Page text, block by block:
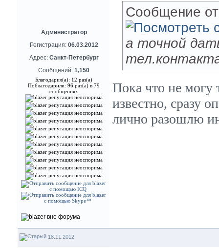
Администратор
Регистрация: 06.03.2012
Адрес: Санкт-Петербург
Сообщений: 1,150
Благодарил(а): 12 раз(а)
Поблагодарили: 96 раз(а) в 79
сообщениях
Сообщение
а точной
Пока что не могу
известно, сразу
лично разошлю
18.11.2012